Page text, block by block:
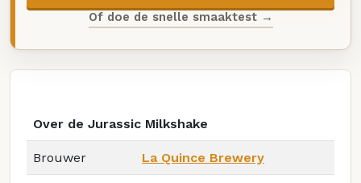
Of doe de snelle smaaktest →
Over de Jurassic Milkshake
Brouwer La Quince Brewery